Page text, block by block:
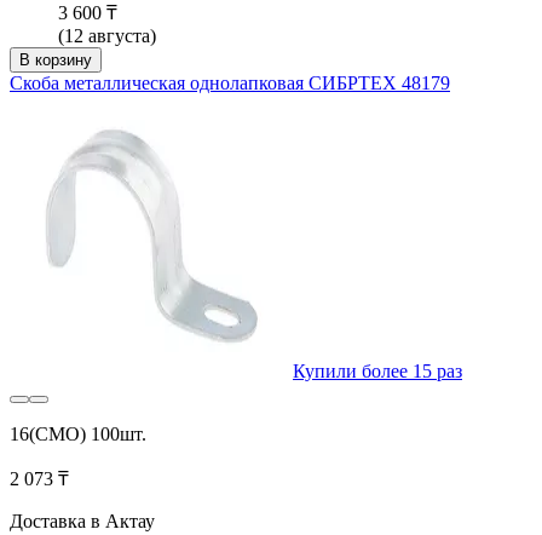
3 600 ₸
(12 августа)
В корзину
Скоба металлическая однолапковая СИБРТЕХ 48179
Купили более 15 раз
16(СМО) 100шт.
2 073 ₸
Доставка в Актау